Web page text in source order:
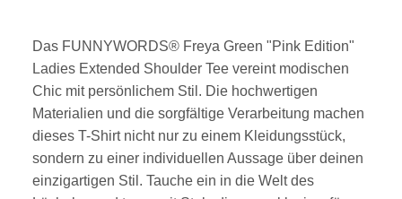
Das FUNNYWORDS® Freya Green "Pink Edition"
Ladies Extended Shoulder Tee vereint modischen
Chic mit persönlichem Stil. Die hochwertigen
Materialien und die sorgfältige Verarbeitung machen
dieses T-Shirt nicht nur zu einem Kleidungsstück,
sondern zu einer individuellen Aussage über deinen
einzigartigen Stil. Tauche ein in die Welt des